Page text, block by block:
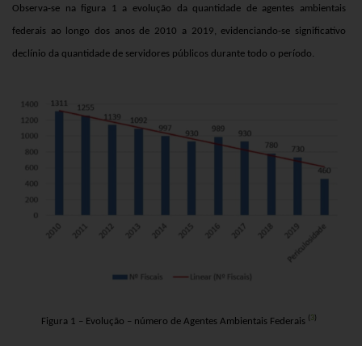
Observa-se na figura 1 a evolução da quantidade de agentes ambientais
federais ao longo dos anos de 2010 a 2019, evidenciando-se significativo
declínio da quantidade de servidores públicos durante todo o período.
Figura 1 – Evolução – número de Agentes Ambientais Federais 3